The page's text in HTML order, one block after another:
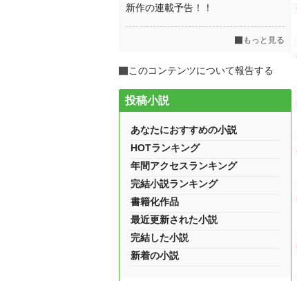
新作の連載予告！！
もっと見る
このコンテンツについて報告する
投稿小説
あなたにおすすめの小説
HOTランキング
年間アクセスランキング
完結小説ランキング
書籍化作品
最近更新された小説
完結した小説
新着の小説